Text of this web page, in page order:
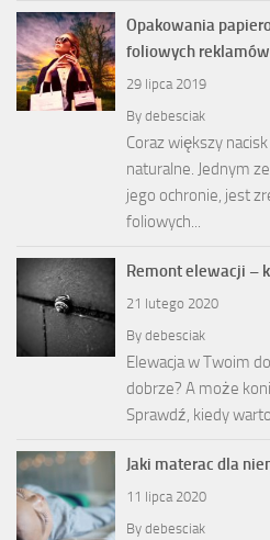
Opakowania
foliowych
29 lipca 2019
By debesciak
Coraz większy
naturalne. Jednym
jego ochronie, jest
foliowych...
Remont elewacji –
21 lutego 2020
By debesciak
Elewacja w Twoim
dobrze? A może
Sprawdź, kiedy
Jaki materac dla
11 lipca 2020
By debesciak